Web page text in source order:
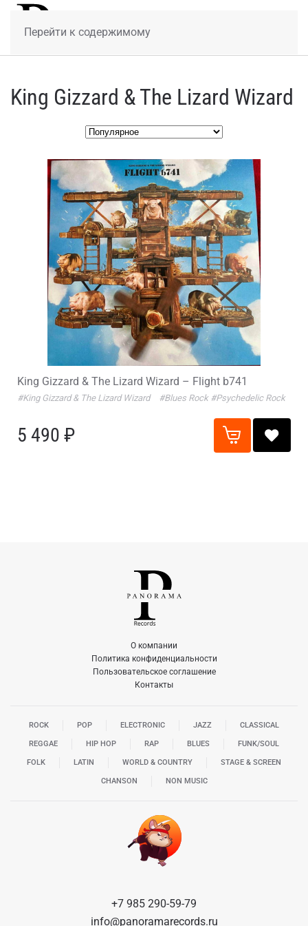
Перейти к содержимому
King Gizzard & The Lizard Wizard
King Gizzard & The Lizard Wizard – Flight b741
#King Gizzard & The Lizard Wizard #Blues Rock #Psychedelic Rock
5 490 ₽
О компании
Политика конфиденциальности
Пользовательское соглашение
Контакты
ROCK POP ELECTRONIC JAZZ CLASSICAL
REGGAE HIP HOP RAP BLUES FUNK/SOUL
FOLK LATIN WORLD & COUNTRY STAGE & SCREEN
CHANSON NON MUSIC
+7 985 290-59-79
info@panoramarecords.ru